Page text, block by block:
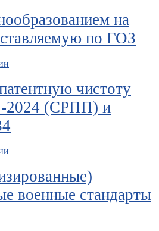
на
по ГОЗ
чистоту
2024 (СРПП) и
военные стандарты